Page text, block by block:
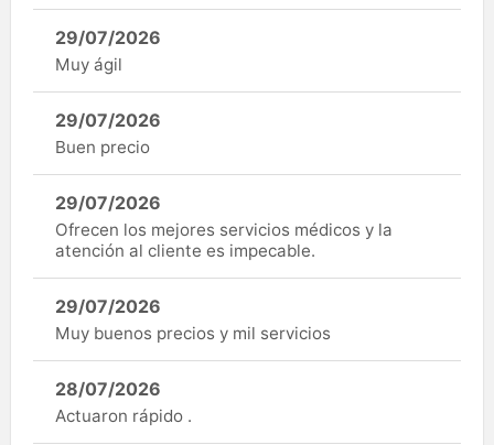
29/07/2026
Muy ágil
29/07/2026
Buen precio
29/07/2026
Ofrecen los mejores servicios médicos y la
atención al cliente es impecable.
29/07/2026
Muy buenos precios y mil servicios
28/07/2026
Actuaron rápido .